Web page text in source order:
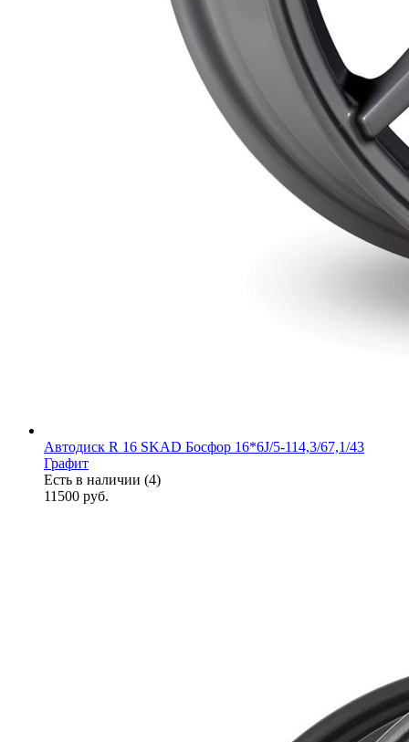
Автодиск R 16 SKAD Босфор 16*6J/5-114,3/67,1/43
Графит
Есть в наличии (4)
11500 руб.